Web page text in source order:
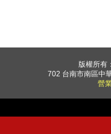
版權所有
702 台南市南區中
營